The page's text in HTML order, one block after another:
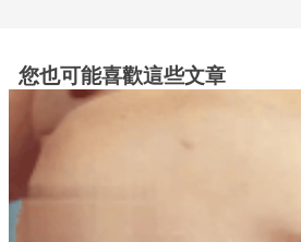
您也可能喜歡這些文章